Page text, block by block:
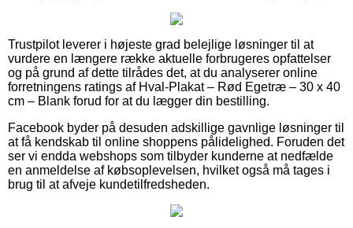
Trustpilot leverer i højeste grad belejlige løsninger til at
vurdere en længere række aktuelle forbrugeres opfattelser
og på grund af dette tilrådes det, at du analyserer online
forretningens ratings af Hval-Plakat – Rød Egetræ – 30 x 40
cm – Blank forud for at du lægger din bestilling.
Facebook byder på desuden adskillige gavnlige løsninger til
at få kendskab til online shoppens pålidelighed. Foruden det
ser vi endda webshops som tilbyder kunderne at nedfælde
en anmeldelse af købsoplevelsen, hvilket også må tages i
brug til at afveje kundetilfredsheden.